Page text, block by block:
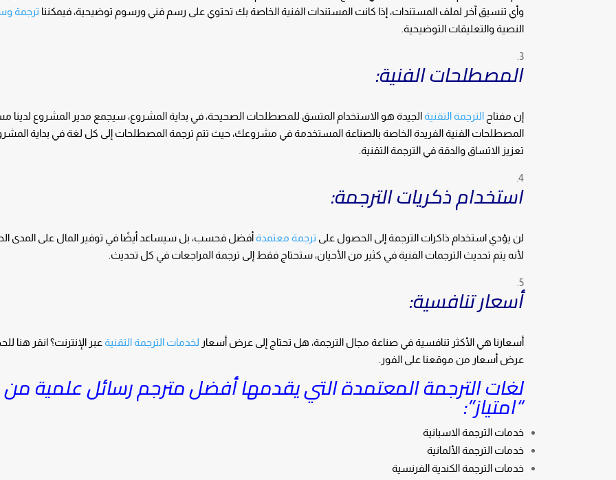
وأي تنسيق آخر لملف المستندات، إذا كانت المستندات الفنية الخاصة بك تحتوي على رسم فني ورسوم توضيحية، فيمكننا ترجمة
النصية والتعليقات التوضيحية.
المصطلحات الفنية:
إن مفتاح الترجمة التقنيةالجيدة هو الاستخدام المتسق للمصطلحات الصحيحة، في بداية المشروع، سيجمع مدير المشروع لدينا
المصطلحات الفنية الفريدة الخاصة بالصناعة المستخدمة في مشروعك، حيث تتم ترجمة المصطلحات إلى كل لغة في بداية
تعزيز الاتساق والدقة في الترجمة التقنية.
استخدام ذكريات الترجمة:
لن يؤدي استخدام ذاكرات الترجمة إلى الحصول على ترجمة معتمدةأفضل فحسب، بل سيساعد أيضًا في توفير المال على المدى
لأنه يتم تحديث الترجمات الفنية في كثير من الأحيان، ستحتاج فقط إلى ترجمة المراجعات في كل تحديث.
أسعار تنافسية:
أسعارنا هي الأكثر تنافسية في صناعة مجال الترجمة، هل تحتاج إلى عرض أسعار لخدمات الترجمة التقنية عبر الإنترنت؟ انقر هنا
عرض أسعار من موقعنا على الفور.
لغات الترجمة المعتمدة التي يقدمها أفضل مترجم رسائل علمية من
“امتياز”:
خدمات الترجمة الاسبانية
خدمات الترجمة الألمانية
خدمات الترجمة الكندية الفرنسية